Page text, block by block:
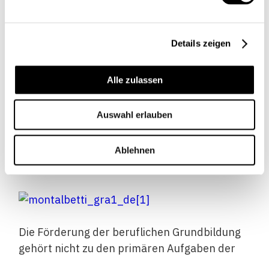
Details zeigen
Alle zulassen
Auswahl erlauben
Ablehnen
Erwachsene finanzielle Unterstützung
Regelungen hinsichtlich der
Anspruchsberechtigung und der Beitragshöhe
divergieren dabei zwischen den Kantonen
Sind diese
Ausbildungsbeiträge nicht existenzsichernd,
kann die Sozialhilfe subsidiär Zahlungen
ausrichten.
Die Förderung der beruflichen Grundbildung
gehört nicht zu den primären Aufgaben der